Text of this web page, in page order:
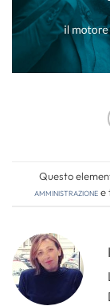
Questo
amministrazionee